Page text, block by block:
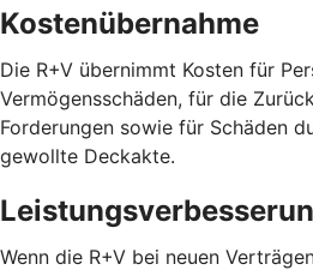
Kostenübernahme
Die R+V übernimmt Kosten für
Vermögensschäden, für die
Forderungen sowie für Schäden
gewollte Deckakte.
Wenn die R+V bei neuen